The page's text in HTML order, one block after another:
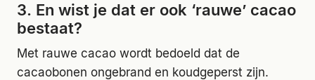
3. En wist je dat er ook ‘rauwe’ cacao
bestaat?
Met rauwe cacao wordt bedoeld dat de
cacaobonen ongebrand en koudgeperst zijn.